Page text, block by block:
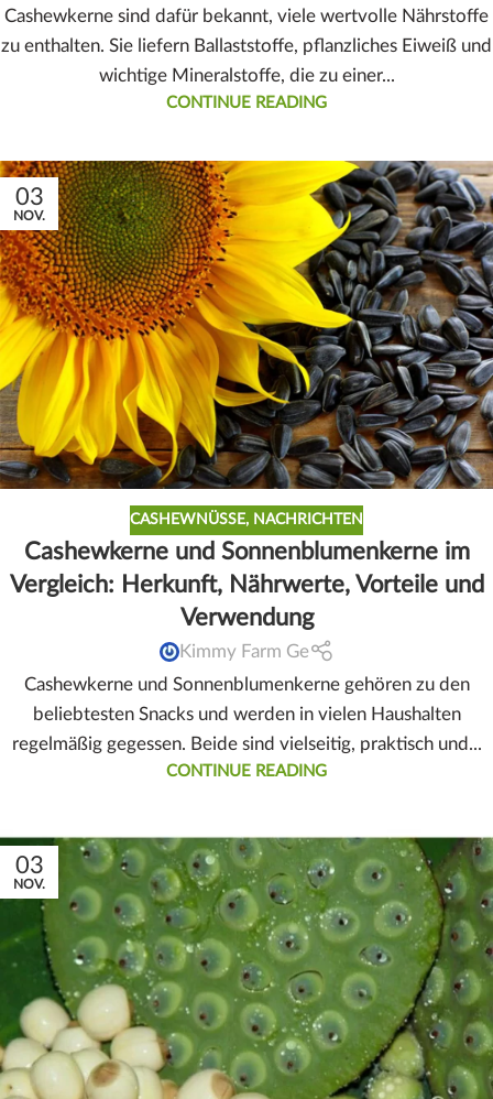
Cashewkerne sind dafür bekannt, viele wertvolle Nährstoffe
zu enthalten. Sie liefern Ballaststoffe, pflanzliches Eiweiß und
wichtige Mineralstoffe, die zu einer...
CONTINUE READING
03
NOV.
CASHEWNÜSSE, NACHRICHTEN
Cashewkerne und Sonnenblumenkerne im
Vergleich: Herkunft, Nährwerte, Vorteile und
Verwendung
Kimmy Farm Ge
Cashewkerne und Sonnenblumenkerne gehören zu den
beliebtesten Snacks und werden in vielen Haushalten
regelmäßig gegessen. Beide sind vielseitig, praktisch und...
CONTINUE READING
03
NOV.